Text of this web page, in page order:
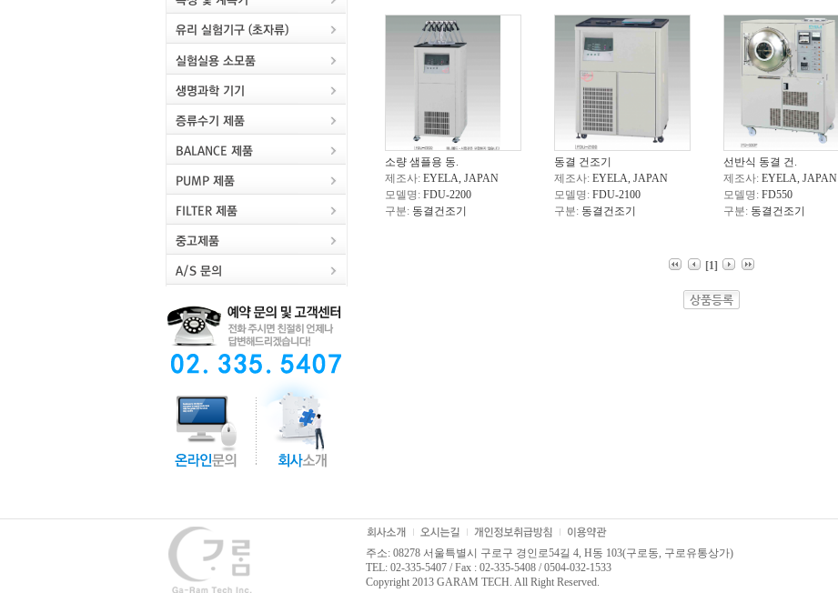
소량 샘플용 동.
제조사: EYELA, JAPAN
모델명: FDU-2200
구분: 동결건조기
동결 건조기
제조사: EYELA, JAPAN
모델명: FDU-2100
구분: 동결건조기
선반식 동결 건.
제조사: EYELA, JAPAN
모델명: FD550
구분: 동결건조기
[1]
주소: 08278 서울특별시 구로구 경인로54길 4, H동 103(구로동, 구로유통상가)
TEL: 02-335-5407 / Fax : 02-335-5408 / 0504-032-1533
Copyright 2013 GARAM TECH. All Right Reserved.